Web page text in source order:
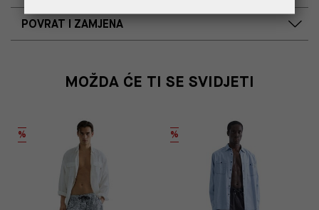
POVRAT I ZAMJENA
MOŽDA ĆE TI SE SVIDJETI
% %